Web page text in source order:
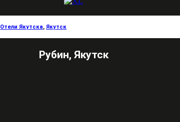
Отели Якутска,Якутск
Рубин, Якутск